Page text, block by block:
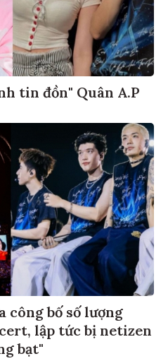
tin đồn" Quân A.P
công bố số lượng
lập tức bị netizen
bạt"